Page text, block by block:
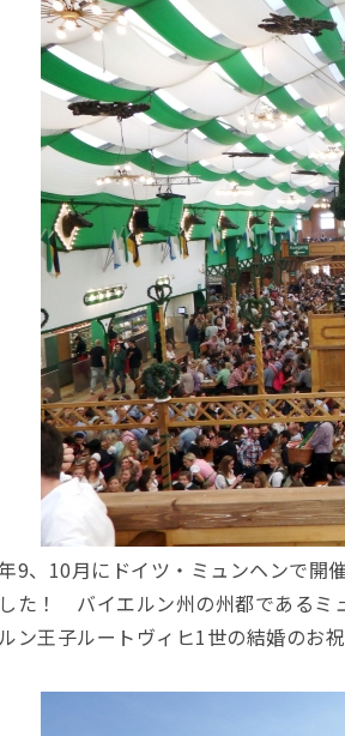
9、10月にドイツ・ミュンヘンで開
た！ バイエルン州の州都であるミ
ン王子ルートヴィヒ1世の結婚のお